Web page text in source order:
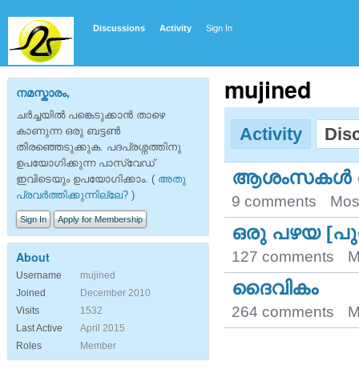
Discussions Activity Sign In
mujined
Activity
ആശംസകള്‍
9 comments
ഒരു പഴയ
127 comments
ദൈവികം
264 comments
നമസ്കാരം,
ചര്‍ച്ചയില്‍ പങ്കെടുക്കാന്‍ താഴെ
കാണുന്ന ഒരു ബട്ടണ്‍
തിരഞ്ഞെടുക്കുക. പദപ്രശ്നത്തിനു
ഉപയോഗിക്കുന്ന പാസ്‌വേഡ്
ഇവിടെയും ഉപയോഗിക്കാം. ( അതു
പ്രവര്‍ത്തിക്കുന്നില്ലേ? )
Sign In Apply for Membership
About
Username
mujined
Joined
December 2010
Visits
1532
Last Active
April 2015
Roles
Member